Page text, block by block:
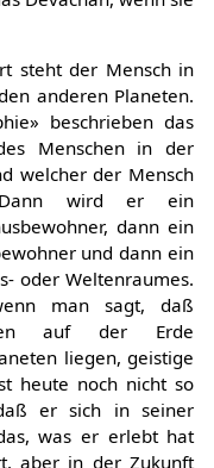
steht der Mensch in
anderen Planeten.
beschrieben das
Menschen in der
welcher der Mensch
Dann wird er ein
dann ein
und dann ein
oder Weltenraumes.
man sagt, daß
auf der Erde
liegen, geistige
heute noch nicht so
er sich in seiner
was er erlebt hat
aber in der Zukunft